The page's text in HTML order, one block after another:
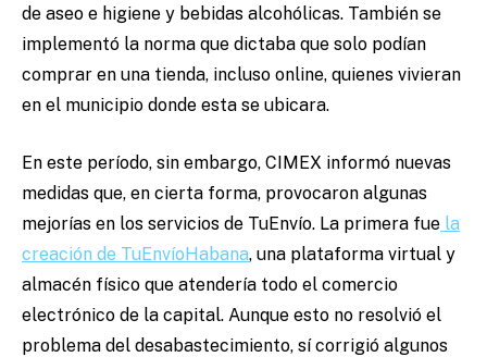
de aseo e higiene y bebidas alcohólicas. También se
implementó la norma que dictaba que solo podían
comprar en una tienda, incluso online, quienes vivieran
en el municipio donde esta se ubicara.
En este período, sin embargo, CIMEX informó nuevas
medidas que, en cierta forma, provocaron algunas
mejorías en los servicios de TuEnvío. La primera fue la
creación de TuEnvíoHabana, una plataforma virtual y
almacén físico que atendería todo el comercio
electrónico de la capital. Aunque esto no resolvió el
problema del desabastecimiento, sí corrigió algunos